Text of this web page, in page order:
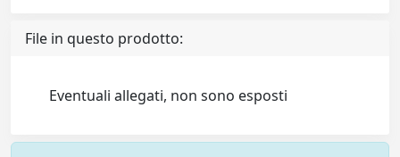
File in questo prodotto:
Eventuali allegati, non sono esposti